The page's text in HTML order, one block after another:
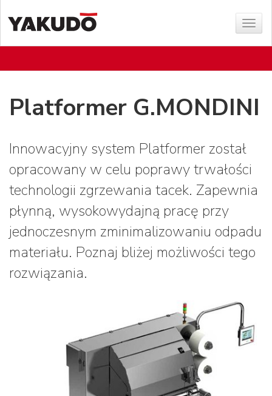
Show
menu
Platformer G.MONDINI
Innowacyjny system Platformer został
opracowany w celu poprawy trwałości
technologii zgrzewania tacek. Zapewnia
płynną, wysokowydajną pracę przy
jednoczesnym zminimalizowaniu odpadu
materiału. Poznaj bliżej możliwości tego
rozwiązania.